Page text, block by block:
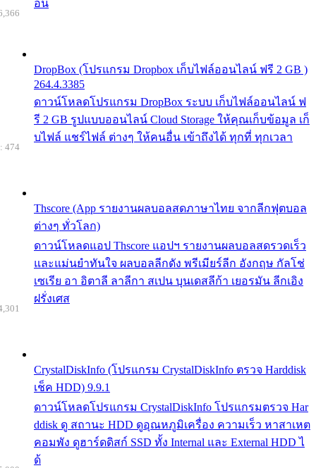
อน
DropBox (โปรแกรม Dropbox เก็บไฟล์ออนไลน์ ฟรี 2 GB )
264.4.3385
ดาวน์โหลดโปรแกรม DropBox ระบบ เก็บไฟล์ออนไลน์ ฟ
รี 2 GB รูปแบบออนไลน์ Cloud Storage ให้คุณเก็บข้อมูล เก็
บไฟล์ แชร์ไฟล์ ต่างๆ ให้คนอื่น เข้าถึงได้ ทุกที่ ทุกเวลา
Thscore (App รายงานผลบอลสดภาษาไทย จากลีกฟุตบอล
ต่างๆ ทั่วโลก)
ดาวน์โหลดแอป Thscore แอปฯ รายงานผลบอลสดรวดเร็ว
และแม่นยำทันใจ ผลบอลลีกดัง พรีเมียร์ลีก อังกฤษ กัลโช่
เซเรีย อา อิตาลี ลาลีกา สเปน บุนเดสลีก้า เยอรมัน ลีกเอิง
ฝรั่งเศส
474
CrystalDiskInfo (โปรแกรม CrystalDiskInfo ตรวจ Harddisk
เช็ค HDD) 9.9.1
ดาวน์โหลดโปรแกรม CrystalDiskInfo โปรแกรมตรวจ Har
ddisk ดู สถานะ HDD ดูอุณหภูมิเครื่อง ความเร็ว หาสาเหต
คอมพัง ดูฮาร์ดดิสก์ SSD ทั้ง Internal และ External HDD ไ
ด้